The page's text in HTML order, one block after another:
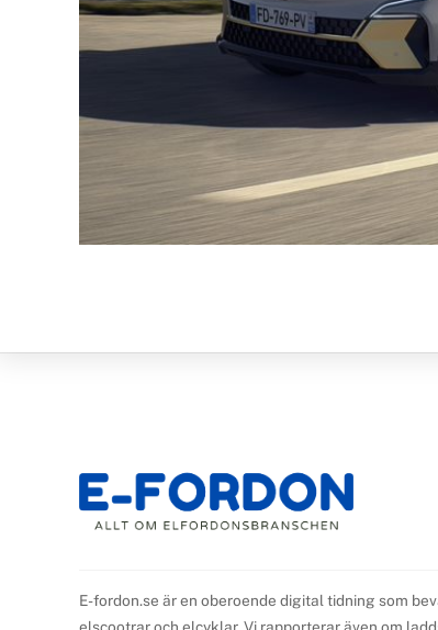
E-fordon.se är en oberoende digital tidning som